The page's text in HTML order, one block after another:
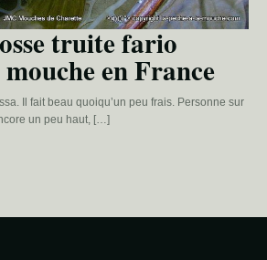
truite fario
en France
Il fait beau quoiqu’un peu frais. Personne sur
un peu haut, […]